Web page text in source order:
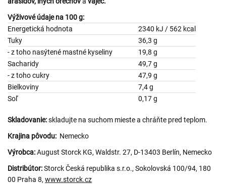
Výživové údaje na 100 g:
Energetická hodnota
2340 kJ / 562 kcal
Tuky
36,3 g
- z toho nasýtené mastné kyseliny 19,8 g
Sacharidy
49,7 g
- z toho cukry
47,9 g
Bielkoviny
7,4 g
Soľ
0,17 g
Skladovanie:skladujte na suchom mieste a chráňte pred teplom.
Krajina pôvodu: Nemecko
Výrobca:August Storck KG, Waldstr. 27, D-13403 Berlín, Nemecko
Distribútor:Storck Česká republika s.r.o., Sokolovská 100/94, 180
00 Praha 8, www.storck.cz